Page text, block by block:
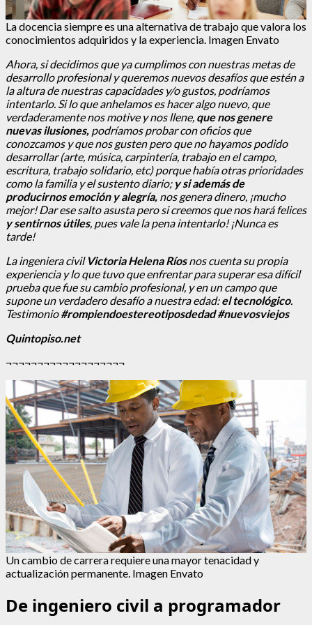
La docencia siempre es una alternativa de trabajo que valora los
conocimientos adquiridos y la experiencia. Imagen Envato
Ahora, si decidimos que ya cumplimos con nuestras metas de
desarrollo profesional y queremos nuevos desafíos que estén a
la altura de nuestras capacidades y/o gustos, podríamos
intentarlo. Si lo que anhelamos es hacer algo nuevo, que
verdaderamente nos motive y nos llene, que nos genere
nuevas ilusiones, podríamos probar con oficios que
conozcamos y que nos gusten pero que no hayamos podido
desarrollar(arte, música, carpintería, trabajo en el campo,
escritura, trabajo solidario, etc)porque había otras prioridades
como la familia y el sustento diario; y si además de
producirnos emoción y alegría, nos genera dinero, ¡mucho
mejor! Dar ese salto asusta pero si creemos que nos hará felices
y sentirnos útiles, pues vale la pena intentarlo! ¡Nunca es
tarde!
La ingeniera civil Victoria Helena Ríosnos cuenta su propia
experiencia y lo que tuvo que enfrentar para superar esa difícil
prueba que fue su cambio profesional, y en un campo que
supone un verdadero desafío a nuestra edad:el tecnológico.
Testimonio#rompiendoestereotiposdedad #nuevosviejos
Quintopiso.net
¬¬¬¬¬¬¬¬¬¬¬¬¬¬¬¬¬¬¬
Un cambio de carrera requiere una mayor tenacidad y
actualización permanente. Imagen Envato
De ingeniero civil a programador